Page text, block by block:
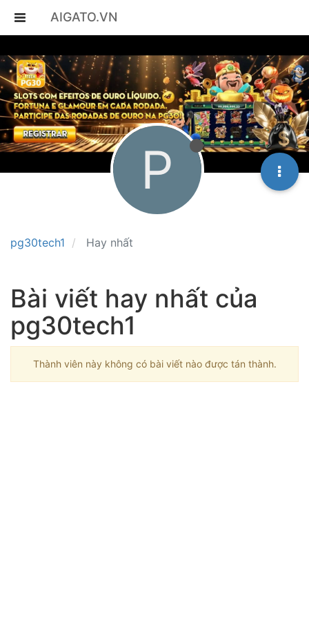
AIGATO.VN
pg30tech1 Hay nhất
P
Bài viết hay nhất của
pg30tech1
Thành viên này không có bài viết nào được tán thành.